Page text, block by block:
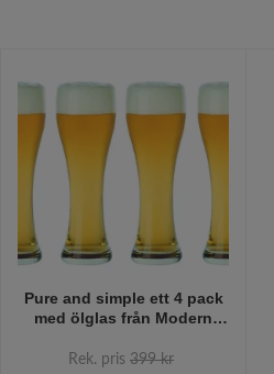
Pure and simple ett 4 pack
med ölglas från Modern
Rek. pris 399 kr